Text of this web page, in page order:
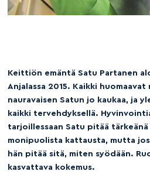
Keittiön emäntä Satu Partanen
Anjalassa 2015. Kaikki
nauravaisen Satun jo kaukaa, ja
kaikki tervehdyksellä.
tarjoillessaan Satu pitää
monipuolista kattausta, mutta
hän pitää sitä, miten syödään.
kasvattava kokemus.